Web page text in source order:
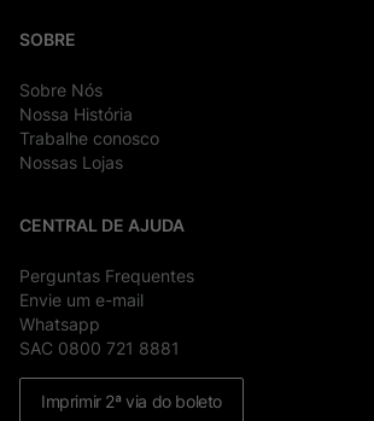
SOBRE
Sobre Nós
Nossa História
Trabalhe conosco
Nossas Lojas
CENTRAL DE AJUDA
Perguntas Frequentes
Envie um e-mail
Whatsapp
SAC 0800 721 8881
Imprimir 2ª via do boleto